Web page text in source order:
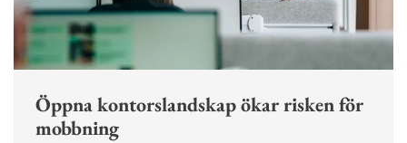
Öppna kontorslandskap ökar risken för
mobbning